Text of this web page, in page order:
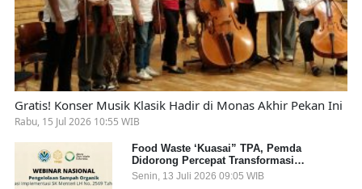
Gratis! Konser Musik Klasik Hadir di Monas Akhir Pekan Ini
Rabu, 15 Jul 2026 10:55 WIB
Food Waste ‘Kuasai” TPA, Pemda
Didorong Percepat Transformasi
Pengelolaan Sampah Organik dari Sumber
Senin, 13 Juli 2026 09:05 WIB